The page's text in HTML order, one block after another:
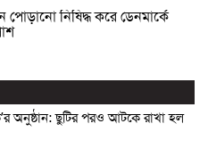
নিষিদ্ধ করে ডেনমার্কে
অনুষ্ঠান: ছুটির পরও আটকে রাখা হল